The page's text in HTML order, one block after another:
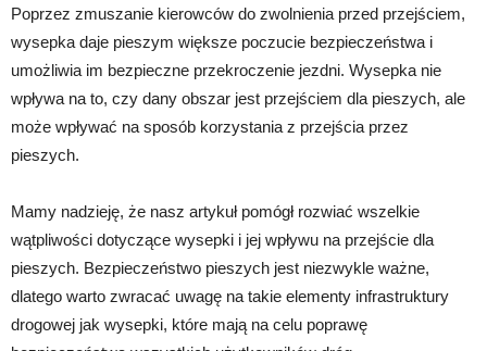
Poprzez zmuszanie kierowców do zwolnienia przed przejściem,
wysepka daje pieszym większe poczucie bezpieczeństwa i
umożliwia im bezpieczne przekroczenie jezdni. Wysepka nie
wpływa na to, czy dany obszar jest przejściem dla pieszych, ale
może wpływać na sposób korzystania z przejścia przez
pieszych.
Mamy nadzieję, że nasz artykuł pomógł rozwiać wszelkie
wątpliwości dotyczące wysepki i jej wpływu na przejście dla
pieszych. Bezpieczeństwo pieszych jest niezwykle ważne,
dlatego warto zwracać uwagę na takie elementy infrastruktury
drogowej jak wysepki, które mają na celu poprawę